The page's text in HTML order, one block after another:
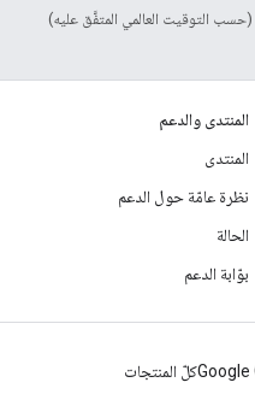
المنتدى والدعم
المنتدى
نظرة عامّة حول الدعم
الحالة
بوّابة الدعم
كلّ المنتجات